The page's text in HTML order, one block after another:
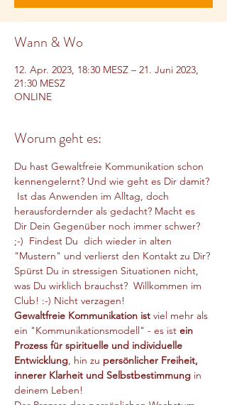
Wann & Wo
12. Apr. 2023, 18:30 MESZ – 21. Juni 2023,
21:30 MESZ
ONLINE
Worum geht es:
Du hast Gewaltfreie Kommunikation schon
kennengelernt? Und wie geht es Dir damit?
Ist das Anwenden im Alltag, doch
herausfordernder als gedacht? Macht es
Dir Dein Gegenüber noch immer schwer?
;-)  Findest Du  dich wieder in alten
"Mustern" und verlierst den Kontakt zu Dir?
Spürst Du in stressigen Situationen nicht,
was Du wirklich brauchst?  Willkommen im
Club! :-) Nicht verzagen!
Gewaltfreie Kommunikation ist viel mehr als
ein "Kommunikationsmodell" - es ist ein
Prozess für spirituelle und individuelle
Entwicklung, hin zu persönlicher Freiheit,
innerer Klarheit und Selbstbestimmung in
deinem Leben!